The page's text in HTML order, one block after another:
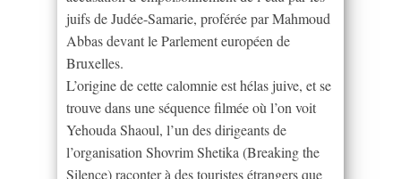
juifs de Judée-Samarie, proférée par Mahmoud
Abbas devant le Parlement européen de
Bruxelles.
L’origine de cette calomnie est hélas juive, et se
trouve dans une séquence filmée où l’on voit
Yehouda Shaoul, l’un des dirigeants de
l’organisation Shovrim Shetika (Breaking the
Silence) raconter à des touristes étrangers que